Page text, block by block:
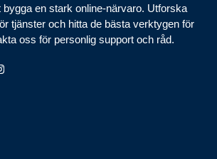
bygga en stark online-närvaro. Utforska
tjänster och hitta de bästa verktygen för
oss för personlig support och råd.